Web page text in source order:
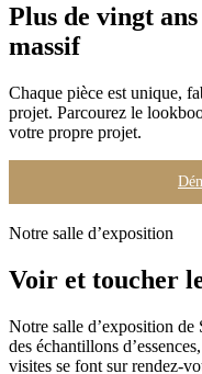
Plus de vingt
massif
Chaque pièce est unique,
projet. Parcourez le
votre propre projet.
Notre salle d’exposition
Voir et toucher
Notre salle d’exposition de
des échantillons
visites se font sur rendez-